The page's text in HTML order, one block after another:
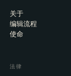
关于
编辑流程
使命
法律